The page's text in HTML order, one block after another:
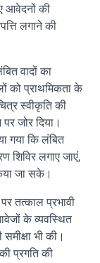
आवेदनों की
लगाने की
वादों का
को प्राथमिकता के
स्वीकृति की
जोर दिया।
गया कि लंबित
शिविर लगाए जाएं,
जा सके।
तत्काल प्रभावी
के व्यवस्थित
भी की।
प्रगति की